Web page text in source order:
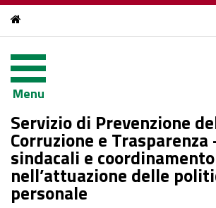
Relazioni sindacali e coordinamento
politiche del personale
Menu
Servizio di Prevenzione
Corruzione e Trasparenza
sindacali e coordinamento
nell’attuazione delle
personale